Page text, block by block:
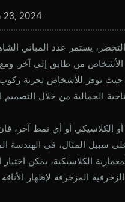
23, 2024
يستمر عدد المباني
الأشخاص من طابق إلى آخر.
حيث يوفر للأشخاص تجربة
الكلاسيكي أو أي نمط آخر،
سبيل المثال، في الهندسة
الكلاسيكية، يمكن اختيار